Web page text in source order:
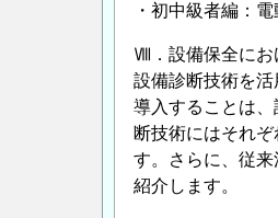
・初中級者編：
Ⅷ．設備保全に
設備診断技術を
導入することは
断技術にはそれ
す。さらに、従
紹介します。